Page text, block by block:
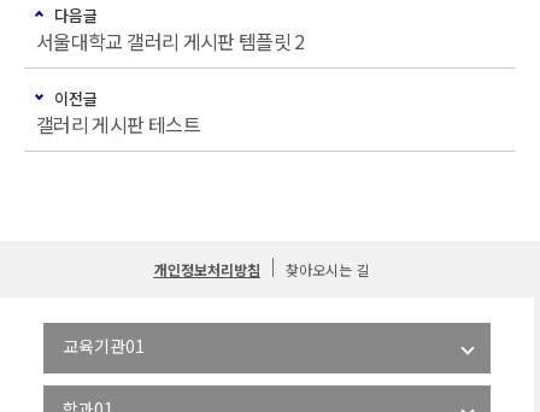
다음글
서울대학교 갤러리 게시판 템플릿 2
이전글
갤러리 게시판 테스트
개인정보처리방침 찾아오시는 길